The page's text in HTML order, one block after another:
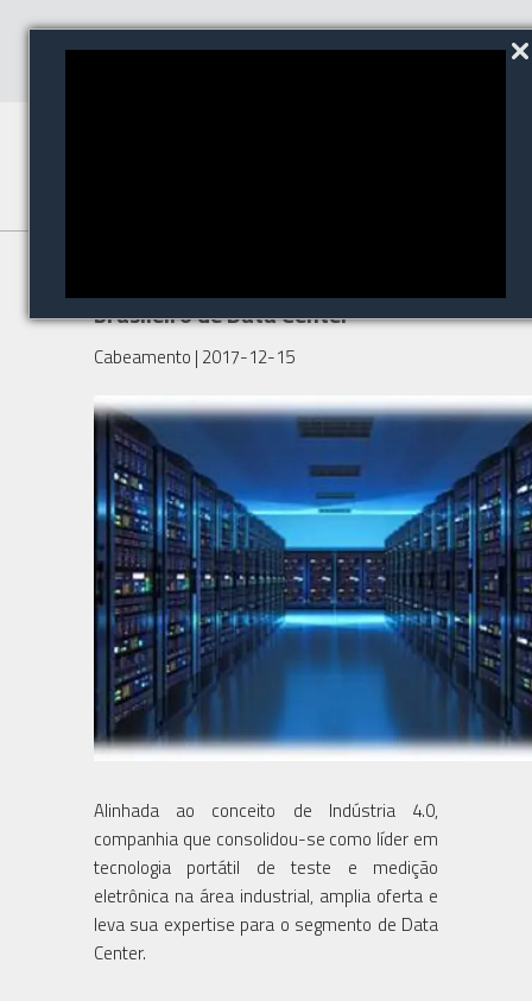
brasileiro de Data Center
Cabeamento | 2017-12-15
Alinhada ao conceito de Indústria 4.0,
companhia que consolidou-se como líder em
tecnologia portátil de teste e medição
eletrônica na área industrial, amplia oferta e
leva sua expertise para o segmento de Data
Center.